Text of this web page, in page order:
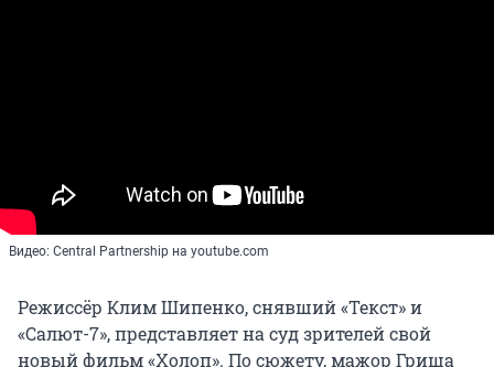
Видео: Central Partnership на youtube.com
Режиссёр Клим Шипенко, снявший «Текст» и
«Салют-7», представляет на суд зрителей свой
новый фильм «Холоп». По сюжету, мажор Гриша